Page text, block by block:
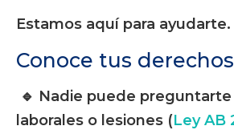
Estamos aquí para ayudarte.
Conoce tus
🔹 Nadie puede
laborales o lesiones (Ley AB